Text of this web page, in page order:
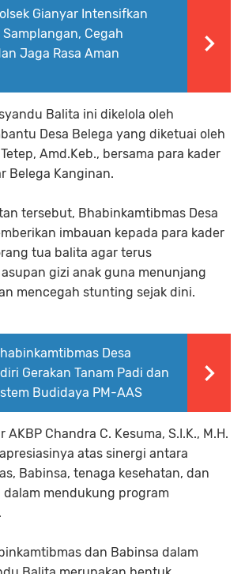
Gianyar Intensifkan
Samplangan, Cegah
Jaga Rasa Aman
Balita ini dikelola oleh
Desa Belega yang diketuai oleh
Amd.Keb., bersama para kader
Belega Kanginan.
tersebut, Bhabinkamtibmas Desa
imbauan kepada para kader
tua balita agar terus
gizi anak guna menunjang
mencegah stunting sejak dini.
Desa
Gerakan Tanam Padi dan
Budidaya PM-AAS
AKBP Chandra C. Kesuma, S.I.K., M.H.
atas sinergi antara
Babinsa, tenaga kesehatan, dan
dalam mendukung program
dan Babinsa dalam